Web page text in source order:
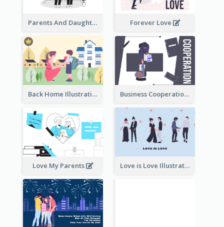
Parents And Daughter Forever Love
Back Home Illustration Business Cooperation
Love My Parents Love is Love Illustration